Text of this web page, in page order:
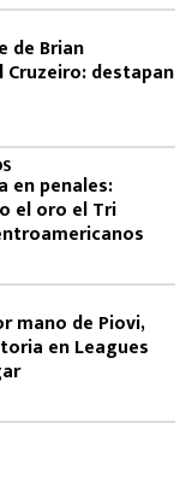
de Brian
Cruzeiro: destapan
en penales:
el oro el Tri
mano de Piovi,
en Leagues